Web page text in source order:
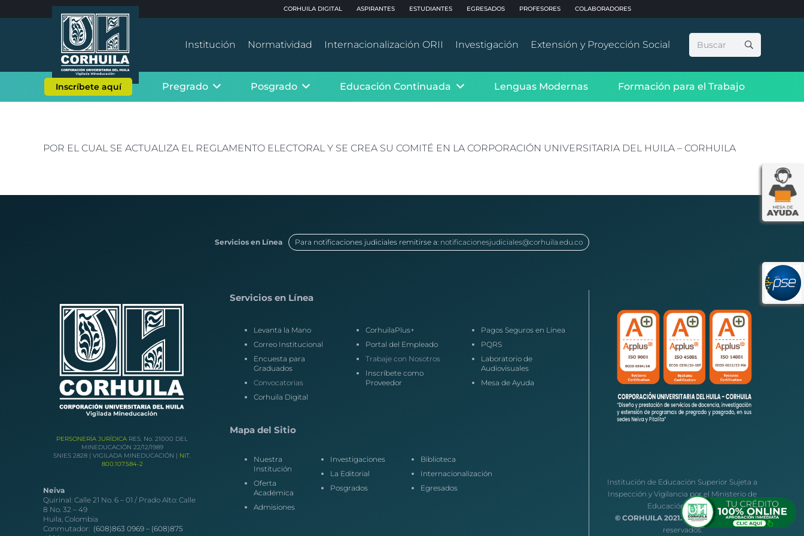
CORHUILA DIGITAL ASPIRANTES ESTUDIANTES EGRESADOS PROFESORES COLABORADORES
Institución Normatividad Internacionalización ORII Investigación Extensión y Proyección Social Buscar:
Inscríbete aquí Pregrado Posgrado Educación Continuada Lenguas Modernas Formación para el Trabajo
POR EL CUAL SE ACTUALIZA EL REGLAMENTO ELECTORAL Y SE CREA SU COMITÉ EN LA CORPORACIÓN UNIVERSITARIA DEL HUILA – CORHUILA
Servicios en Línea Para notificaciones judiciales remitirse a: notificacionesjudiciales@corhuila.edu.co
PERSONERÍA JURÍDICA RES. No. 21000 DEL
MINEDUCACIÓN 22/12/1989
SNIES 2828 | VIGILADA MINEDUCACIÓN | NIT.
800.107.584-2
Neiva
Quirinal: Calle 21 No. 6 – 01 / Prado Alto: Calle
8 No. 32 – 49
Huila, Colombia
Conmutador: (608)863 0969 – (608)875
Servicios en Línea
Levanta la Mano
Correo Institucional
Encuesta para
Graduados
Convocatorias
Corhuila Digital
CorhuilaPlus+
Portal del Empleado
Trabaje con Nosotros
Inscríbete como
Proveedor
Pagos Seguros en Línea
PQRS
Laboratorio de
Audiovisuales
Mesa de Ayuda
Mapa del Sitio
Nuestra
Institución
Oferta
Académica
Admisiones
Investigaciones
La Editorial
Posgrados
Biblioteca
Internacionalización
Egresados
Institución de Educación Superior Sujeta a
Inspección y Vigilancia por el Ministerio de
Educación Nacional
© CORHUILA 2021.Todos los derechos
reservados.